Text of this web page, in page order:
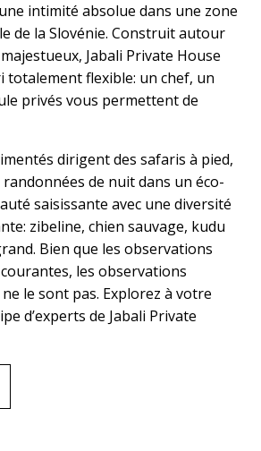
intimité absolue dans une zone
de la Slovénie. Construit autour
Jabali Private House
totalement flexible: un chef, un
privés vous permettent de
dirigent des safaris à pied,
de nuit dans un éco-
saisissante avec une diversité
zibeline, chien sauvage, kudu
Bien que les observations
les observations
le sont pas. Explorez à votre
d’experts de Jabali Private